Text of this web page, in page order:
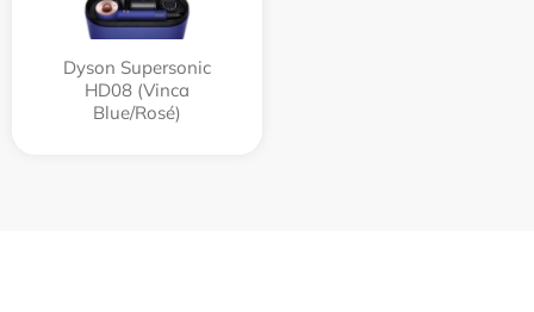
Dyson Supersonic
HD08 (Vinca
Blue/Rosé)